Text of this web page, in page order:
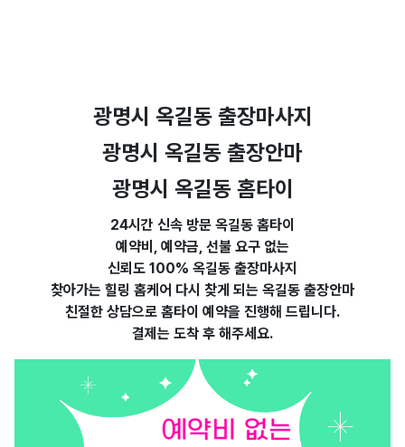
광명시 옥길동 출장마사지
광명시 옥길동 출장안마
광명시 옥길동 홈타이
24시간 신속 방문 옥길동 홈타이
예약비, 예약금, 선불 요구 없는
신뢰도 100% 옥길동 출장마사지
찾아가는 힐링 홈케어 다시 찾게 되는 옥길동 출장안마
친절한 상담으로 홈타이 예약을 진행해 드립니다.
결제는 도착 후 해주세요.